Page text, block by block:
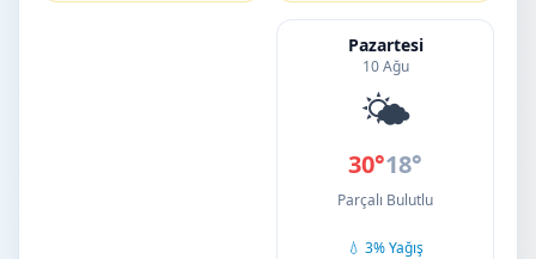
Pazartesi
10 Ağu
🌤️
30°18°
Parçalı Bulutlu
💧 3% Yağış